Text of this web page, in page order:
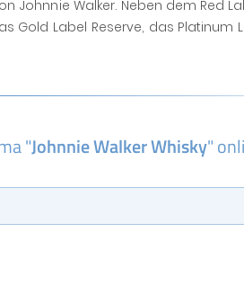
Johnnie Walker. Neben dem Red
Gold Label Reserve, das Platinum
"Johnnie Walker Whisky"